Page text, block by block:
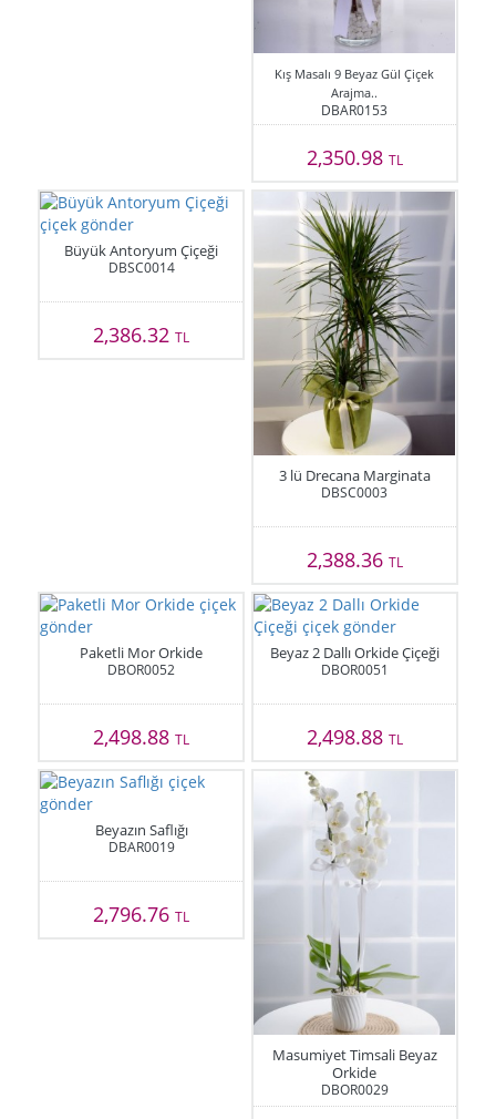
Kış Masalı 9 Beyaz Gül Çiçek
Arajma..
DBAR0153
2,350.98 TL
Büyük Antoryum Çiçeği
DBSC0014
2,386.32TL
3 lü Drecana Marginata
DBSC0003
2,388.36 TL
Paketli Mor Orkide
DBOR0052
2,498.88TL
Beyaz 2 Dallı Orkide Çiçeği
DBOR0051
2,498.88 TL
Beyazın Saflığı
DBAR0019
2,796.76TL
Masumiyet Timsali Beyaz
Orkide
DBOR0029